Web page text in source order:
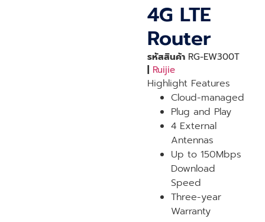
4G LTE
Router
รหัสสินค้า RG-EW300T
| Ruijie
Highlight Features
Cloud-managed
Plug and Play
4 External
Antennas
Up to 150Mbps
Download
Speed
Three-year
Warranty